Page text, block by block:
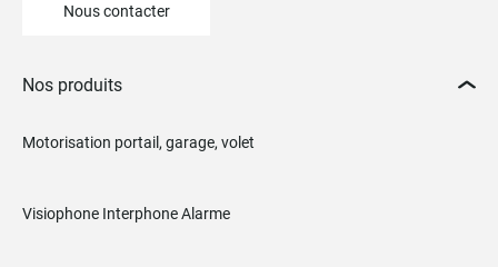
Nous contacter
Nos produits
Motorisation portail, garage, volet
Visiophone Interphone Alarme